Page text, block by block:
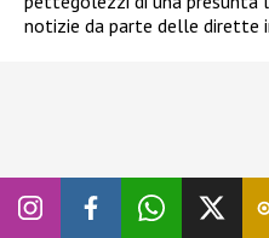
notizie da parte delle dirette